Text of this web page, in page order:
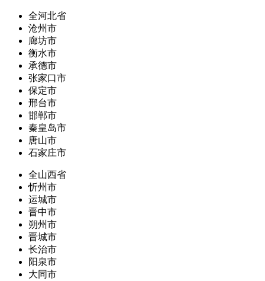
全河北省
沧州市
廊坊市
衡水市
承德市
张家口市
保定市
邢台市
邯郸市
秦皇岛市
唐山市
石家庄市
全山西省
忻州市
运城市
晋中市
朔州市
晋城市
长治市
阳泉市
大同市